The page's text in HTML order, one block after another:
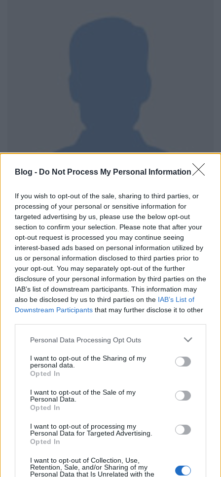
Blog - Do Not Process My Personal Information
If you wish to opt-out of the sale, sharing to third parties, or
processing of your personal or sensitive information for
targeted advertising by us, please use the below opt-out
section to confirm your selection. Please note that after your
opt-out request is processed you may continue seeing
interest-based ads based on personal information utilized by
us or personal information disclosed to third parties prior to
your opt-out. You may separately opt-out of the further
disclosure of your personal information by third parties on the
IAB’s list of downstream participants. This information may
also be disclosed by us to third parties on the IAB’s List of
Downstream Participants that may further disclose it to other
Please note that this website/app uses one or more Google
not limited to your visit or usage behaviour. You may click to
grant or deny consent to Google and its third-party tags to
use your data for below specified purposes in below Google
consent section.
Personal Data Processing Opt Outs
I want to opt-out of the Sharing of my
personal data.
Opted In
I want to opt-out of the Sale of my
Personal Data.
Opted In
I want to opt-out of processing my
Personal Data for Targeted Advertising.
Opted In
I want to opt-out of Collection, Use,
Retention, Sale, and/or Sharing of my
Personal Data that Is Unrelated with the